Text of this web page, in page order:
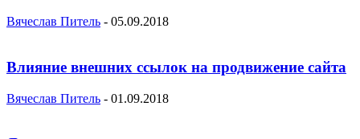
Вячеслав Питель - 05.09.2018
Влияние внешних ссылок на продвижение сайта
Вячеслав Питель - 01.09.2018